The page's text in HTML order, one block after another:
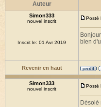
Auteur
Simon333
nouvel inscrit
Inscrit le: 01 Avr 2019
Posté
bien
Revenir en haut
Simon333
nouvel inscrit
Posté
Désolé